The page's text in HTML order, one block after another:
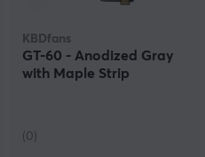
KBDfans
GT-60 - Anodized Gray
with Maple Strip
(0)